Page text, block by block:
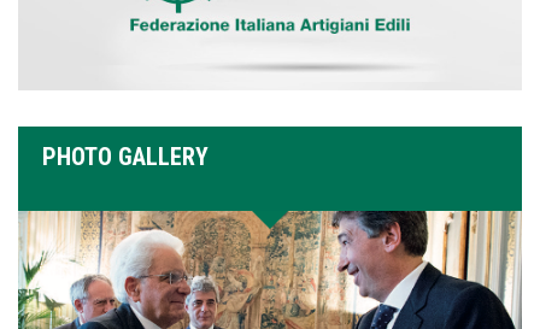
PHOTO GALLERY